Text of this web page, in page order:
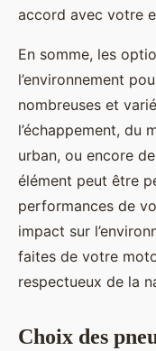
accord avec votre
En somme, les
l’environnement
nombreuses et
l’échappement, du
urban, ou encore
élément peut être
performances de
impact sur
faites de votre
respectueux de la
Choix des